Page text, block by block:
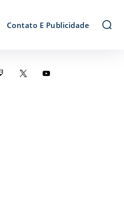
Contato E Publicidade